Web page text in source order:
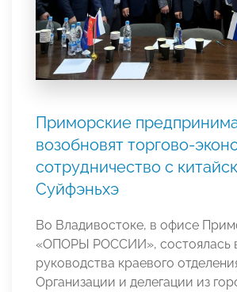
Приморские
возобновят торгово-
сотрудничество с
Суйфэньхэ
Во Владивостоке, в офисе
«ОПОРЫ РОССИИ», состоялась
руководства краевого
Организации и делегации из